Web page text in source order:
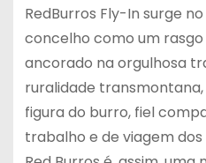
RedBurros Fly-In surge
concelho como um
ancorado na orgulhosa
ruralidade
figura do burro, fiel
trabalho e de viagem dos